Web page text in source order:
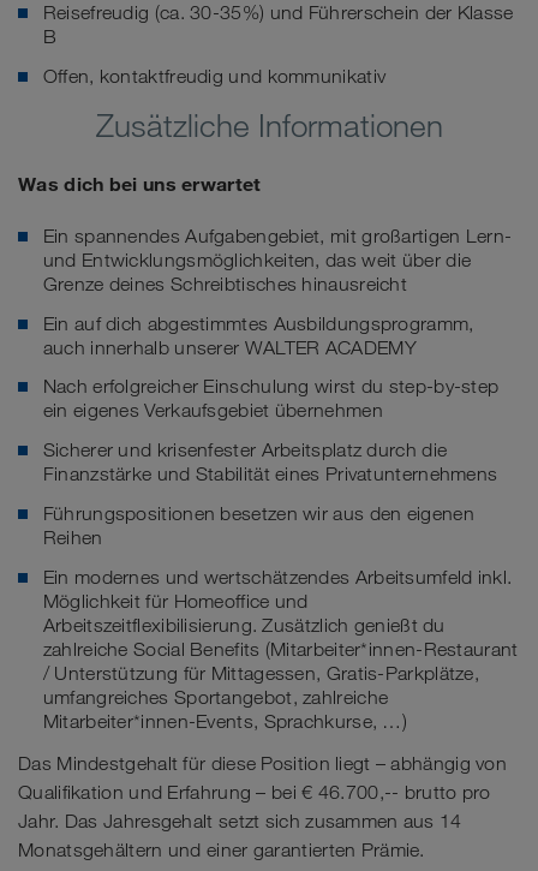
Reisefreudig (ca. 30-35%) und Führerschein der Klasse
B
Offen, kontaktfreudig und kommunikativ
Zusätzliche Informationen
Was dich bei uns erwartet
Ein spannendes Aufgabengebiet, mit großartigen Lern-
und Entwicklungsmöglichkeiten, das weit über die
Grenze deines Schreibtisches hinausreicht
Ein auf dich abgestimmtes Ausbildungsprogramm,
auch innerhalb unserer WALTER ACADEMY
Nach erfolgreicher Einschulung wirst du step-by-step
ein eigenes Verkaufsgebiet übernehmen
Sicherer und krisenfester Arbeitsplatz durch die
Finanzstärke und Stabilität eines Privatunternehmens
Führungspositionen besetzen wir aus den eigenen
Reihen
Ein modernes und wertschätzendes Arbeitsumfeld inkl.
Möglichkeit für Homeoffice und
Arbeitszeitflexibilisierung. Zusätzlich genießt du
zahlreiche Social Benefits (Mitarbeiter*innen-Restaurant
/ Unterstützung für Mittagessen, Gratis-Parkplätze,
umfangreiches Sportangebot, zahlreiche
Mitarbeiter*innen-Events, Sprachkurse, …)
Das Mindestgehalt für diese Position liegt – abhängig von
Qualifikation und Erfahrung – bei € 46.700,-- brutto pro
Jahr. Das Jahresgehalt setzt sich zusammen aus 14
Monatsgehältern und einer garantierten Prämie.